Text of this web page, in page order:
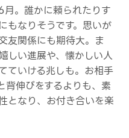
。誰かに頼られたりす
もなりそうです。思いが
友関係にも期待大。ま
しい進展や、懐かしい人
ていける兆しも。お相手
背伸びをするよりも、素
となり、お付き合いを楽